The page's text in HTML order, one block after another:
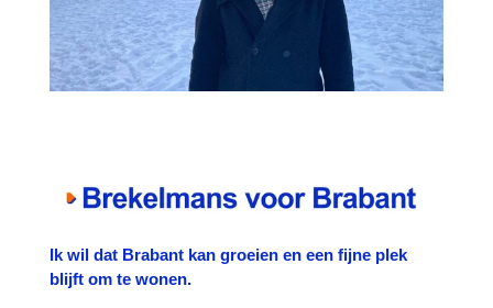
Ik wil dat Brabant kan groeien en een fijne plek
blijft om te wonen.